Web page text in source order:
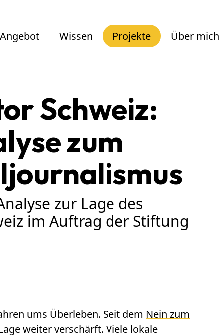
Angebot Wissen Projekte Über mich
Schweiz:
zum
zur Lage des
im Auftrag der Stiftung
ums Überleben. Seit dem Nein zum
weiter verschärft. Viele lokale